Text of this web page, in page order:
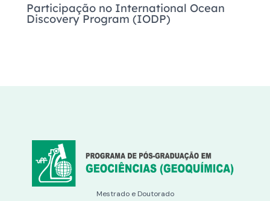
Participação no International Ocean
Discovery Program (IODP)
Mestrado e Doutorado